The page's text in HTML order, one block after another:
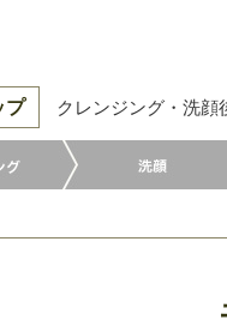
プ クレンジング・洗